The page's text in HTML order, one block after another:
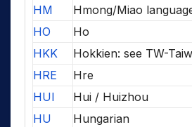
HM
Hmong/Miao
HO
Ho
HKK
Hokkien: see TW-
HRE
Hre
HUI
Hui / Huizhou
HU
Hungarian